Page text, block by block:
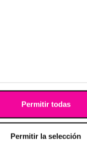
Permitir todas
Permitir la selección